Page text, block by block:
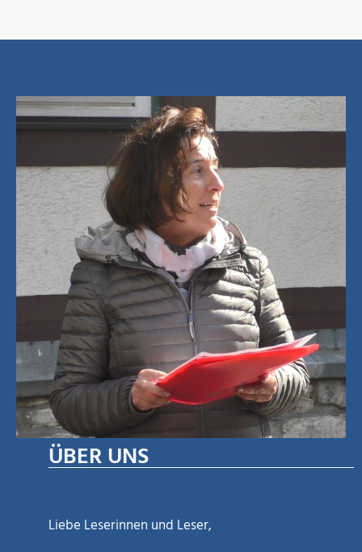
ÜBER UNS
Liebe Leserinnen und Leser,